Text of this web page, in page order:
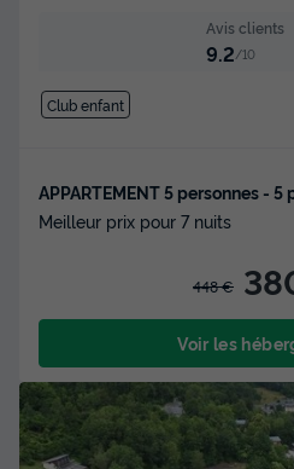
Avis clients
9.2/10
Club enfant
APPARTEMENT 5 personnes - 5
Meilleur prix pour 7 nuits
448 €
Voir les